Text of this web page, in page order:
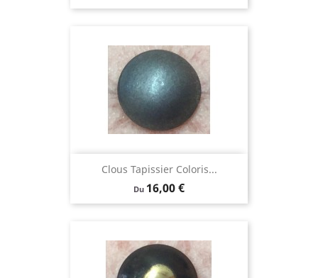
Clous Tapissier Coloris...
Du Prix
16,00 €